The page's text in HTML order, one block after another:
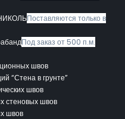
Поставляются только в
Под заказ от 500 п.м.
швов
“Стена в грунте”
швов
стеновых швов
швов